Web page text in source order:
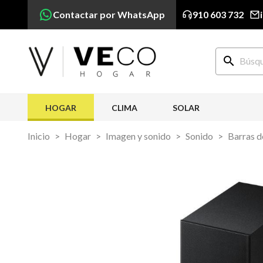
Contactar por WhatsApp 910 603 732
search
HOGAR CLIMA SOLAR
Inicio Hogar Imagen y sonido Sonido Barras